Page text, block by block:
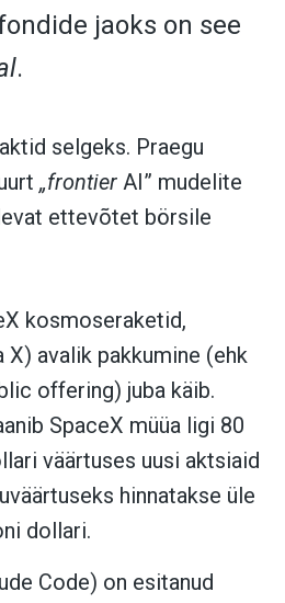
jaoks on see
.
selgeks. Praegu
„frontier AI” mudelite
ettevõtet börsile
kosmoseraketid,
X) avalik pakkumine (ehk
offering) juba käib.
SpaceX müüa ligi 80
väärtuses uusi aktsiaid
hinnatakse üle
dollari.
Code) on esitanud